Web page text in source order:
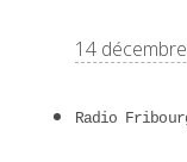
14
Radio